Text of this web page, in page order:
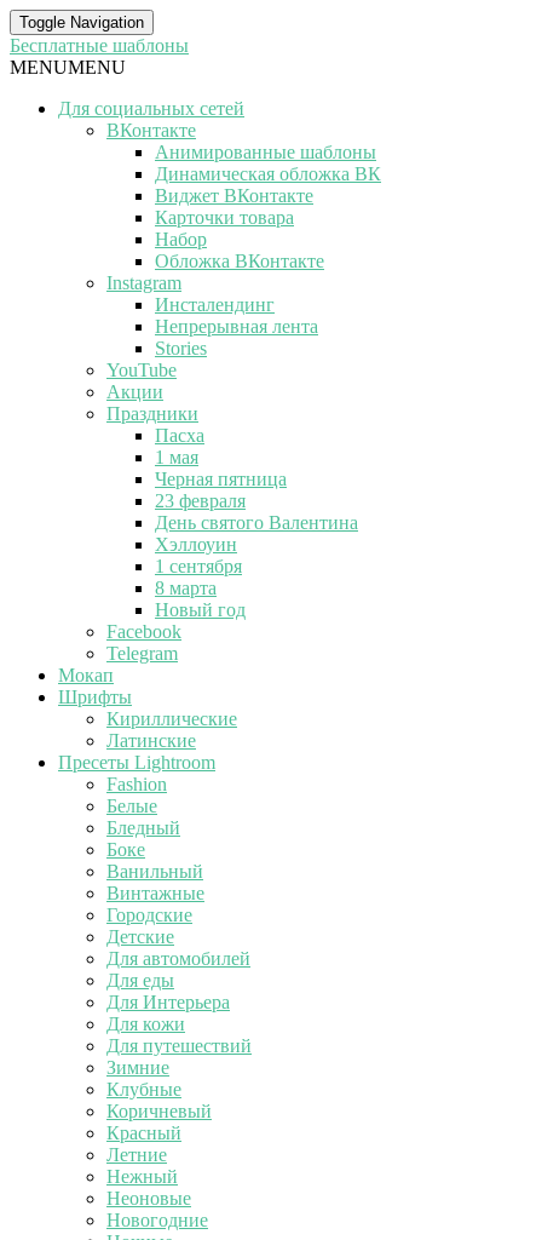
Toggle Navigation
Бесплатные шаблоны
MENUMENU
Для социальных сетей
ВКонтакте
Анимированные шаблоны
Динамическая обложка ВК
Виджет ВКонтакте
Карточки товара
Набор
Обложка ВКонтакте
Instagram
Инсталендинг
Непрерывная лента
Stories
YouTube
Акции
Праздники
Пасха
1 мая
Черная пятница
23 февраля
День святого Валентина
Хэллоуин
1 сентября
8 марта
Новый год
Facebook
Telegram
Мокап
Шрифты
Кириллические
Латинские
Пресеты Lightroom
Fashion
Белые
Бледный
Боке
Ванильный
Винтажные
Городские
Детские
Для автомобилей
Для еды
Для Интерьера
Для кожи
Для путешествий
Зимние
Клубные
Коричневый
Красный
Летние
Нежный
Неоновые
Новогодние